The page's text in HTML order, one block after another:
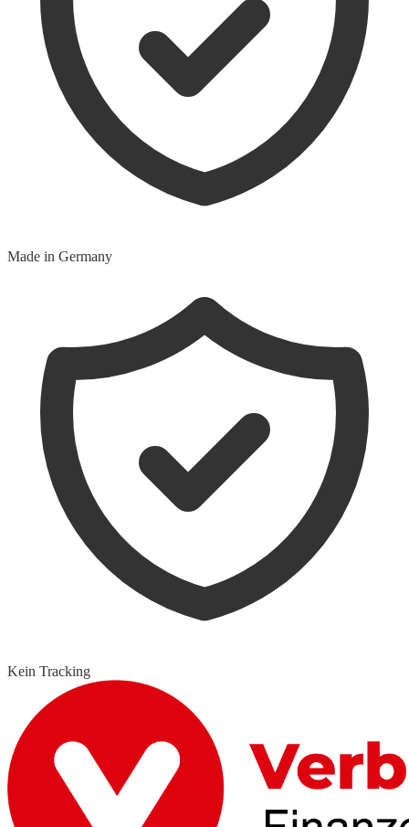
Made in Germany
Kein Tracking